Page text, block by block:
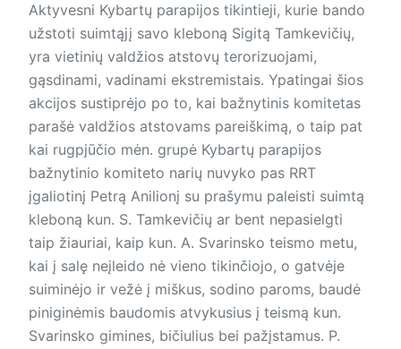
Aktyvesni Kybartų parapijos tikintieji, kurie bando
užstoti suimtąjį savo kleboną Sigitą Tamkevičių,
yra vietinių valdžios atstovų terorizuojami,
gąsdinami, vadinami ekstremistais. Ypatingai šios
akcijos sustiprėjo po to, kai bažnytinis komitetas
parašė valdžios atstovams pareiškimą, o taip pat
kai rugpjūčio mėn. grupė Kybartų parapijos
bažnytinio komiteto narių nuvyko pas RRT
įgaliotinį Petrą Anilionį su prašymu paleisti suimtą
kleboną kun. S. Tamkevičių ar bent nepasielgti
taip žiauriai, kaip kun. A. Svarinsko teismo metu,
kai į salę neįleido nė vieno tikinčiojo, o gatvėje
suiminėjo ir vežė į miškus, sodino paroms, baudė
piniginėmis baudomis atvykusius į teismą kun.
Svarinsko gimines, bičiulius bei pažįstamus. P.